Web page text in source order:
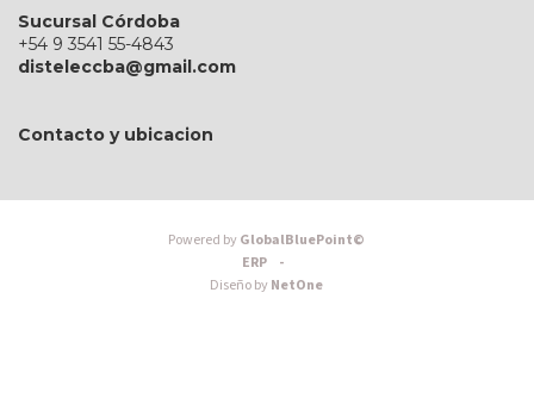
Sucursal Córdoba
+54 9 3541 55-4843
disteleccba@gmail.com
Contacto y ubicacion
Powered byGlobalBluePoint©
ERP -
Diseño byNetOne